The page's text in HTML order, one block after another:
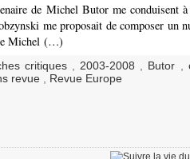
de Michel Butor me conduisent
me proposait de composer un
Michel (…)
critiques 2003-2008 Butor
revue Revue Europe